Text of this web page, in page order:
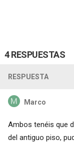
4 RESPUESTAS
RESPUESTA
Marco
Ambos tenéis que
del antiguo piso,